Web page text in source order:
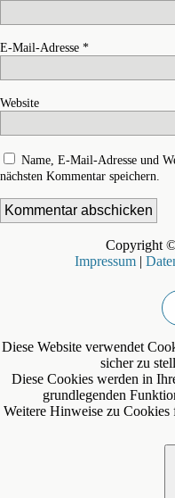
E-Mail-Adresse *
Website
Name, E-Mail-Adresse und
nächsten Kommentar speichern.
Copyright
Impressum |
Diese Website verwendet
sicher zu
Diese Cookies werden in
grundlegenden
Weitere Hinweise zu Cookies